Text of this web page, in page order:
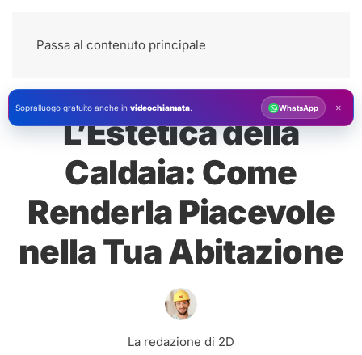
Passa al contenuto principale
L’Estetica della
Caldaia: Come
Renderla Piacevole
nella Tua Abitazione
La redazione di 2D
Sopralluogo gratuito anche in videochiamata. WhatsApp ×